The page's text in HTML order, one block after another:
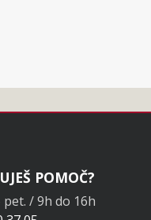
POMOČ?
pet. / 9h do 16h